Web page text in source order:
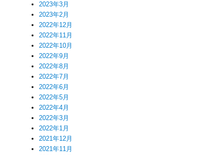
2023年3月
2023年2月
2022年12月
2022年11月
2022年10月
2022年9月
2022年8月
2022年7月
2022年6月
2022年5月
2022年4月
2022年3月
2022年1月
2021年12月
2021年11月